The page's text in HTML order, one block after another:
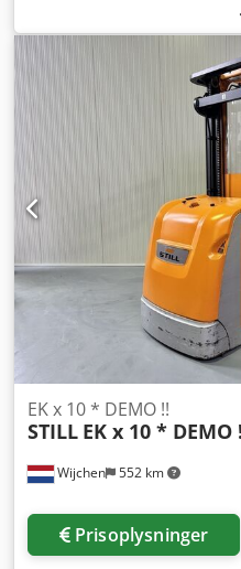
,
triplex, Fabrikant + model:
26041.5289 Kategori: Brugt
mm Løftehøjde: 7150 mm
Platformhøjde: 6600 mm
Kabinebredde: 1200 mm
Batteri: 48v / 620ah
FULD udstyr!! - Triplex-mast
Justerbare gafler! -
Wijchen 552 km
EK x 10 * DEMO !!
STILL EK x 10 * DEMO
Prisoplysninger